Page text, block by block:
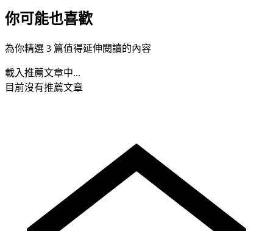
你可能也喜歡
為你精選 3 篇值得延伸閱讀的內容
載入推薦文章中...
目前沒有推薦文章